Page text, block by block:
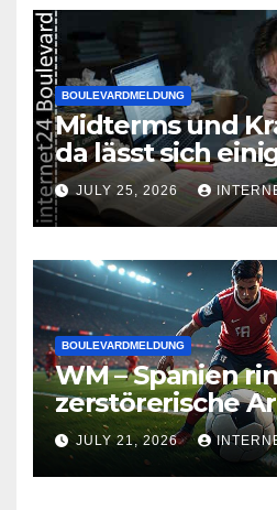
BOULEVARDMELDUNG
Midterms und
da lässt sich
JULY 25, 2026
BOULEVARDMELDUNG
WM – Spanien
zerstörerische
nieder
JULY 21, 2026